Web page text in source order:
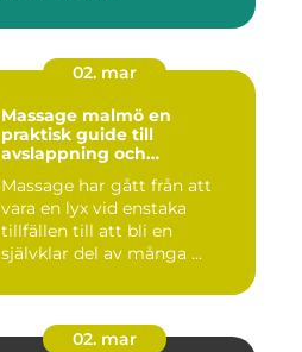
02. mar
Massage malmö en
praktisk guide till
avslappning och
Massage har gått från att
vara en lyx vid enstaka
tillfällen till att bli en
självklar del av många ...
02. mar